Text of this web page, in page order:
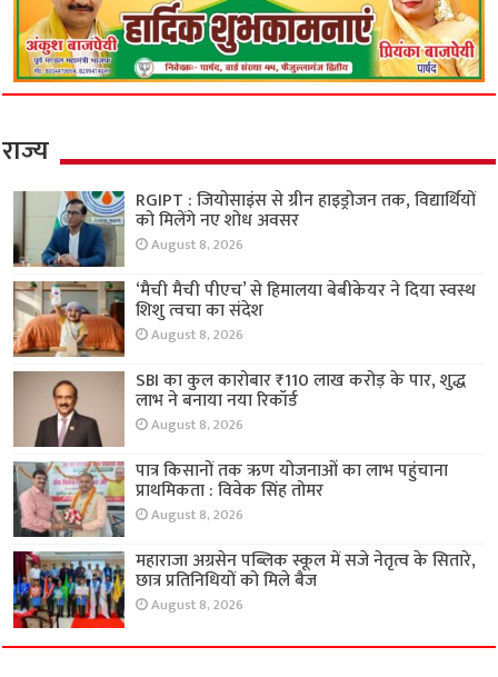
राज्य
RGIPT : जियोसाइंस से ग्रीन हाइड्रोजन तक, विद्यार्थियों
को मिलेंगे नए शोध अवसर
August 8, 2026
‘मैची मैची पीएच’ से हिमालया बेबीकेयर ने दिया स्वस्थ
शिशु त्वचा का संदेश
August 8, 2026
SBI का कुल कारोबार ₹110 लाख करोड़ के पार, शुद्ध
लाभ ने बनाया नया रिकॉर्ड
August 8, 2026
पात्र किसानों तक ऋण योजनाओं का लाभ पहुंचाना
प्राथमिकता : विवेक सिंह तोमर
August 8, 2026
महाराजा अग्रसेन पब्लिक स्कूल में सजे नेतृत्व के सितारे,
छात्र प्रतिनिधियों को मिले बैज
August 8, 2026